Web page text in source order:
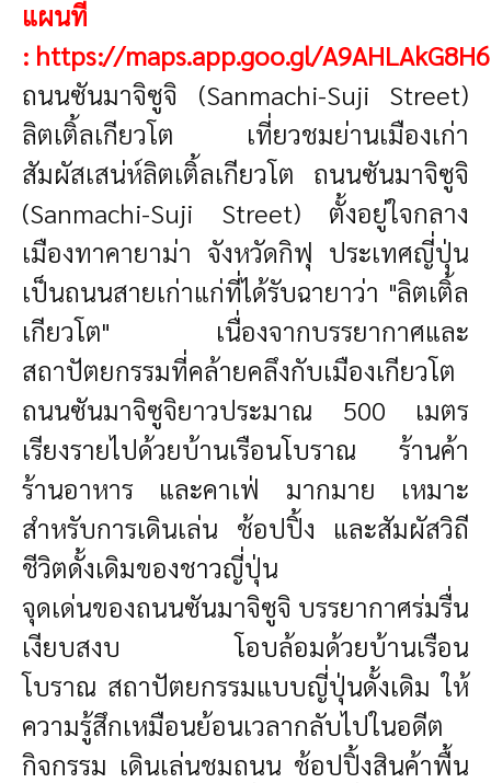
แผนที่
: https://maps.app.goo.gl/
ถนนซันมาจิซูจิ (Sanmachi-Suji Street)
ลิตเติ้ลเกียวโต เที่ยวชมย่านเมืองเก่า
สัมผัสเสน่ห์ลิตเติ้ลเกียวโต ถนนซันมาจิซูจิ
(Sanmachi-Suji Street) ตั้งอยู่ใจกลาง
เมืองทาคายาม่า จังหวัดกิฟุ ประเทศญี่ปุ่น
เป็นถนนสายเก่าแก่ที่ได้รับฉายาว่า "ลิตเติ้ล
เกียวโต" เนื่องจากบรรยากาศและ
สถาปัตยกรรมที่คล้ายคลึงกับเมืองเกียวโต
ถนนซันมาจิซูจิยาวประมาณ 500 เมตร
เรียงรายไปด้วยบ้านเรือนโบราณ ร้านค้า
ร้านอาหาร และคาเฟ่ มากมาย เหมาะ
สำหรับการเดินเล่น ช้อปปิ้ง และสัมผัสวิถี
ชีวิตดั้งเดิมของชาวญี่ปุ่น
จุดเด่นของถนนซันมาจิซูจิ บรรยากาศร่มรื่น
เงียบสงบ โอบล้อมด้วยบ้านเรือน
โบราณ สถาปัตยกรรมแบบญี่ปุ่นดั้งเดิมให้
ความรู้สึกเหมือนย้อนเวลากลับไปในอดีต
กิจกรรม เดินเล่นชมถนน ช้อปปิ้งสินค้าพื้น